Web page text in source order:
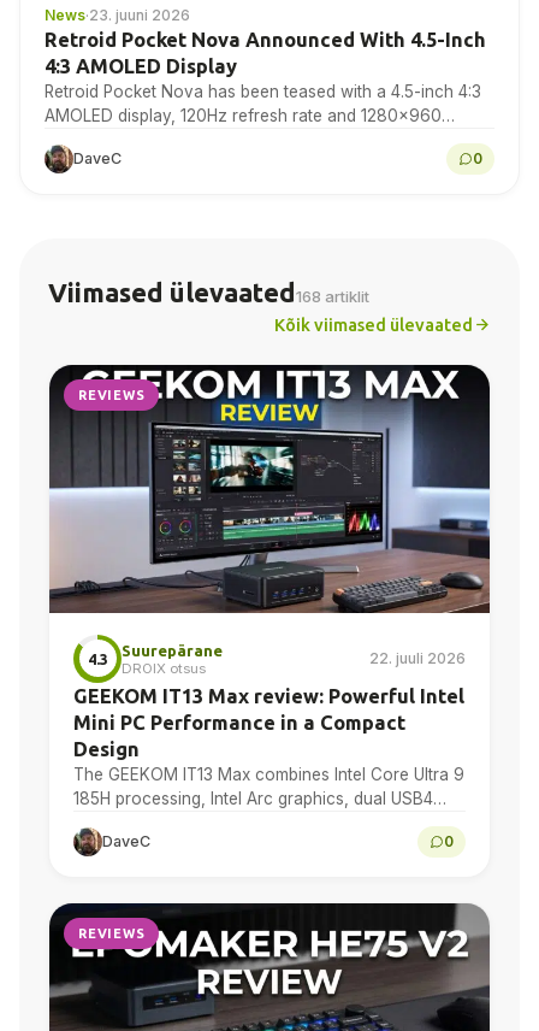
News·23. juuni 2026
Retroid Pocket Nova Announced With 4.5-Inch
4:3 AMOLED Display
Retroid Pocket Nova has been teased with a 4.5-inch 4:3
AMOLED display, 120Hz refresh rate and 1280×960
DaveC 0
Viimased ülevaated168 artiklit
Kõik viimased ülevaated
REVIEWS
4.3
Suurepärane
DROIX otsus
22. juuli 2026
GEEKOM IT13 Max review: Powerful Intel
Mini PC Performance in a Compact
Design
The GEEKOM IT13 Max combines Intel Core Ultra 9
185H processing, Intel Arc graphics, dual USB4
DaveC 0
REVIEWS